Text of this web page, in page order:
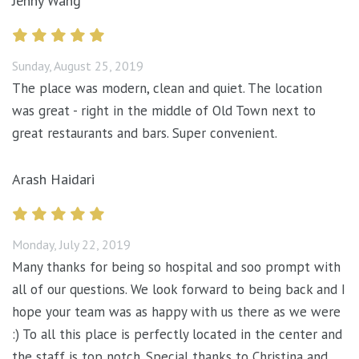
Sunday, August 25, 2019
The place was modern, clean and quiet. The location
was great - right in the middle of Old Town next to
great restaurants and bars. Super convenient.
Arash Haidari
Monday, July 22, 2019
Many thanks for being so hospital and soo prompt with
all of our questions. We look forward to being back and I
hope your team was as happy with us there as we were
:) To all this place is perfectly located in the center and